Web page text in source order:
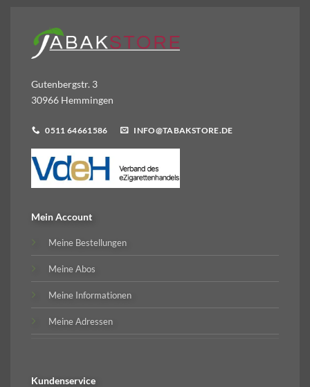
Gutenbergstr. 3
30966 Hemmingen
0511 64661586 INFO@TABAKSTORE.DE
Mein Account
Meine Bestellungen
Meine Abos
Meine Informationen
Meine Adressen
Kundenservice